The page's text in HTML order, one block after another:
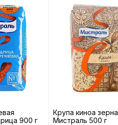
900 г
Крупа киноа зерна
Мистраль 500 г